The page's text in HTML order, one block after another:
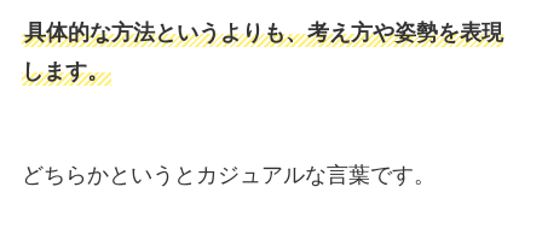
具体的な方法というよりも、考え方や姿勢を表現
します。
どちらかというとカジュアルな言葉です。